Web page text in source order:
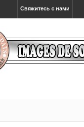
Свяжитесь с нами